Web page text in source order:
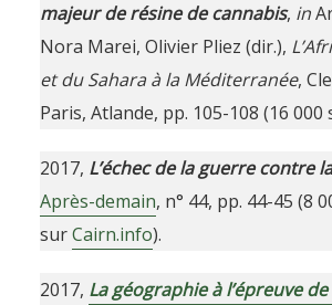
majeur de résine de cannabis, in
Nora Marei, Olivier Pliez (dir.),
et du Sahara à la Méditerranée,
Paris, Atlande, pp. 105-108 (16 000
2017, L’échec de la guerre contre
Après-demain, n° 44, pp. 44-45 (8
surCairn.info).
2017, La géographie à l’épreuve